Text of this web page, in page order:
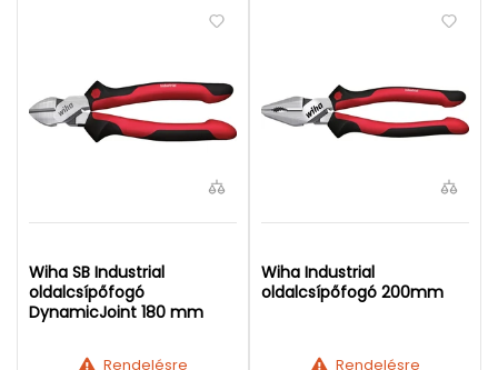
Wiha SB Industrial
oldalcsípőfogó
DynamicJoint 180 mm
Rendelésre
Wiha Industrial
oldalcsípőfogó 200mm
Rendelésre